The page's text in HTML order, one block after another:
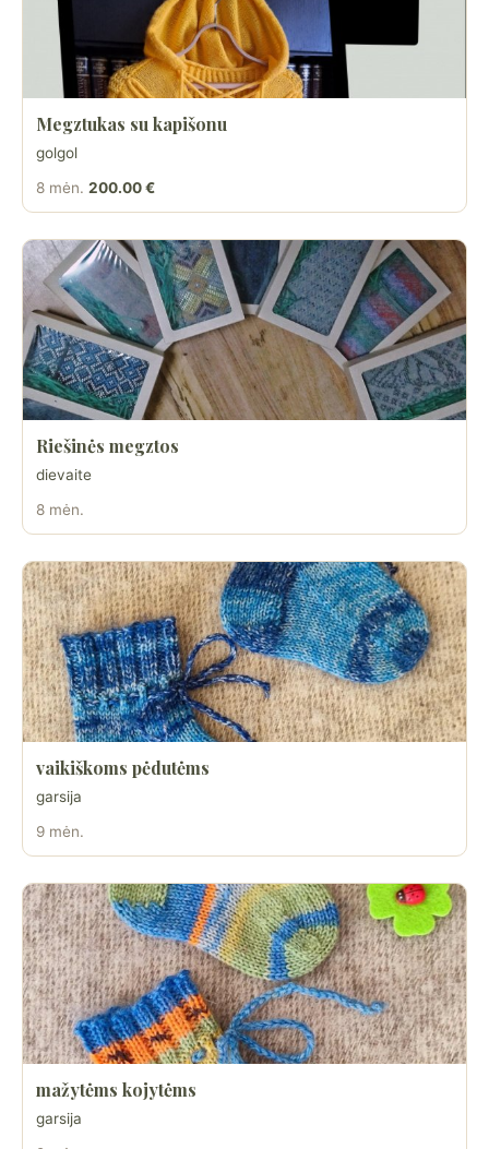
Megztukas su kapišonu
golgol
8 mėn. 200.00 €
Riešinės megztos
dievaite
8 mėn.
vaikiškoms pėdutėms
garsija
9 mėn.
mažytėms kojytėms
garsija